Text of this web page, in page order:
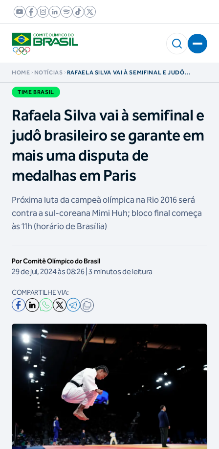
HOME NOTÍCIAS
RAFAELA SILVA VAI À SEMIFINAL E JUDÔ
TIME BRASIL
Rafaela Silva vai à semifinal e
judô brasileiro se garante em
mais uma disputa de
medalhas em Paris
Próxima luta da campeã olímpica na Rio 2016 será
contra a sul-coreana Mimi Huh; bloco final começa
às 11h (horário de Brasília)
Por Comitê Olímpico do Brasil
29 de jul, 2024 às 08:26 | 3 minutos de leitura
COMPARTILHE VIA: